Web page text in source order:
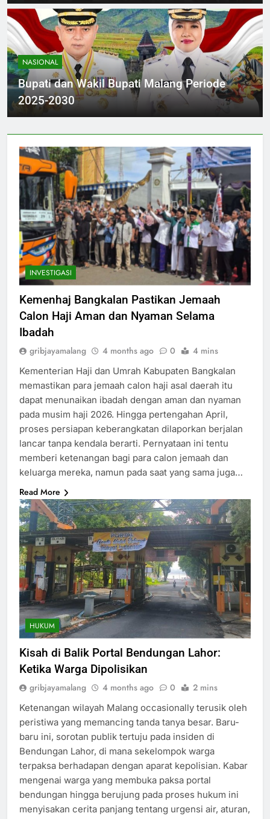
NASIONAL
Bupati dan Wakil Bupati Malang Periode
2025-2030
INVESTIGASI
Kemenhaj Bangkalan Pastikan Jemaah
Calon Haji Aman dan Nyaman Selama
Ibadah
gribjayamalang 4 months ago 0 4 mins
Kementerian Haji dan Umrah Kabupaten Bangkalan
memastikan para jemaah calon haji asal daerah itu
dapat menunaikan ibadah dengan aman dan nyaman
pada musim haji 2026. Hingga pertengahan April,
proses persiapan keberangkatan dilaporkan berjalan
lancar tanpa kendala berarti. Pernyataan ini tentu
memberi ketenangan bagi para calon jemaah dan
keluarga mereka, namun pada saat yang sama juga…
Read More
HUKUM
Kisah di Balik Portal Bendungan Lahor:
Ketika Warga Dipolisikan
gribjayamalang 4 months ago 0 2 mins
Ketenangan wilayah Malang occasionally terusik oleh
peristiwa yang memancing tanda tanya besar. Baru-
baru ini, sorotan publik tertuju pada insiden di
Bendungan Lahor, di mana sekelompok warga
terpaksa berhadapan dengan aparat kepolisian. Kabar
mengenai warga yang membuka paksa portal
bendungan hingga berujung pada proses hukum ini
menyisakan cerita panjang tentang urgensi air, aturan,